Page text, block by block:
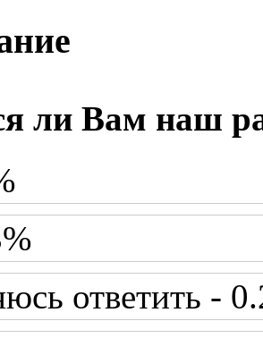
ли Вам наш
ответить -